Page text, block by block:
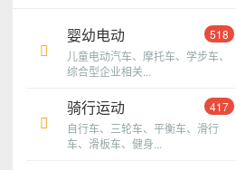
婴幼电动
518
儿童电动汽车、摩托车、学步车、
综合型企业相关...
骑行运动
417
自行车、三轮车、平衡车、滑行
车、滑板车、健身...